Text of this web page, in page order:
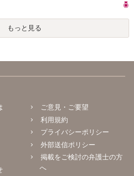
もっと見る
ご意見・ご要望
利用規約
プライバシーポリシー
外部送信ポリシー
掲載をご検討の弁護士の方
へ